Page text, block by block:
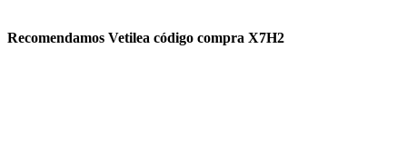
Recomendamos Vetilea código compra X7H2